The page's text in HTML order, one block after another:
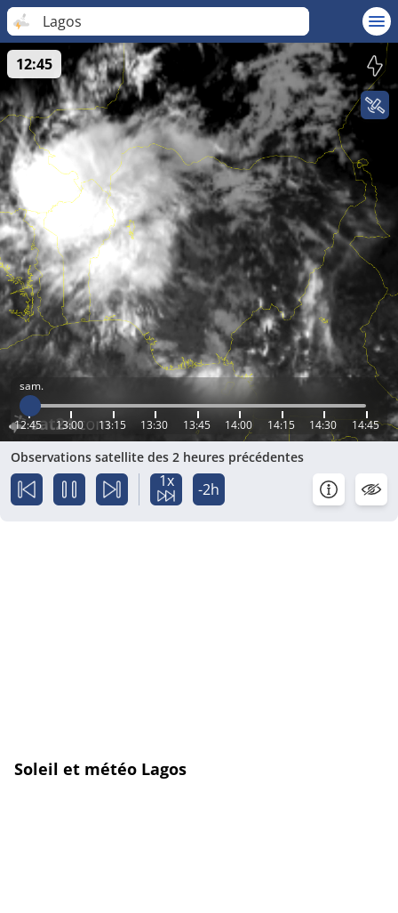
Lagos
sam.
12:45 13:00 13:15 13:30 13:45 14:00 14:15 14:30 14:45
12:45
Observations satellite des 2 heures précédentes
1x -2h
Soleil et météo Lagos